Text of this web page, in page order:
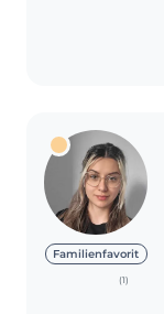
Familienfavorit
(1)